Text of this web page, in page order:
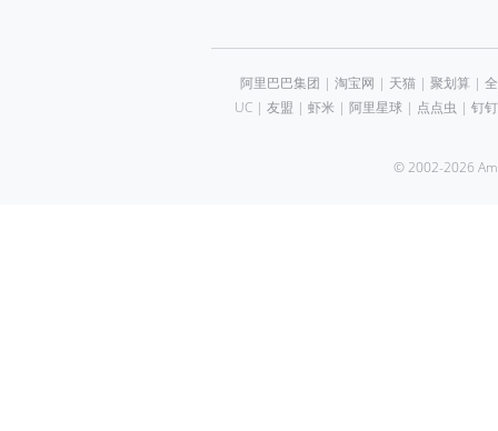
阿里巴巴集团 | 淘宝网 | 天猫| 聚划算 |
UC| 友盟 | 虾米 | 阿里星球| 点点虫 | 钉钉
© 2002-2026